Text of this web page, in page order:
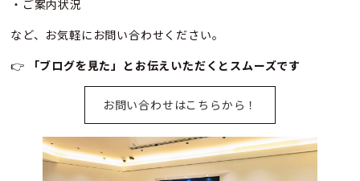
・ご案内状況
など、お気軽にお問い合わせください。
👉
「ブログを見た」とお伝えいただくとスムーズです
お問い合わせはこちらから！